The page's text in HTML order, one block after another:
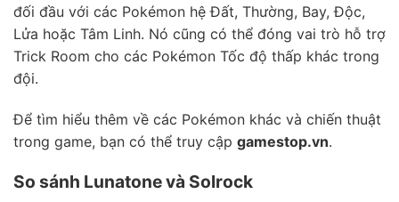
đối đầu với các Pokémon hệ Đất, Thường, Bay, Độc,
Lửa hoặc Tâm Linh. Nó cũng có thể đóng vai trò hỗ trợ
Trick Room cho các Pokémon Tốc độ thấp khác trong
đội.
Để tìm hiểu thêm về các Pokémon khác và chiến thuật
trong game, bạn có thể truy cập gamestop.vn.
So sánh Lunatone và Solrock